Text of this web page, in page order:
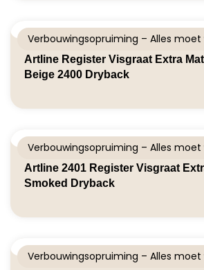
Verbouwingsopruiming – Alles moet
Artline Register Visgraat Extra Mat
Beige 2400 Dryback
Verbouwingsopruiming – Alles moet
Artline 2401 Register Visgraat
Smoked Dryback
Verbouwingsopruiming – Alles moet